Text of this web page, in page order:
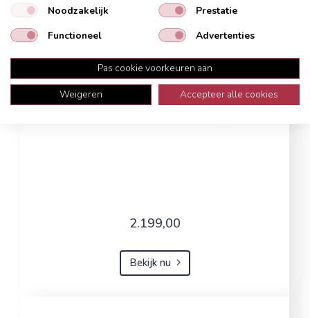
2.199,00
Bekijk nu
Noodzakelijk
Prestatie
Functioneel
Advertenties
Pas cookie voorkeuren aan
Weigeren
Accepteer alle cookies